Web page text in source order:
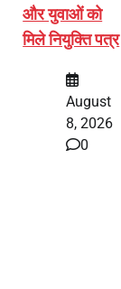
और युवाओं को
मिले नियुक्ति पत्र
August
8, 2026
0